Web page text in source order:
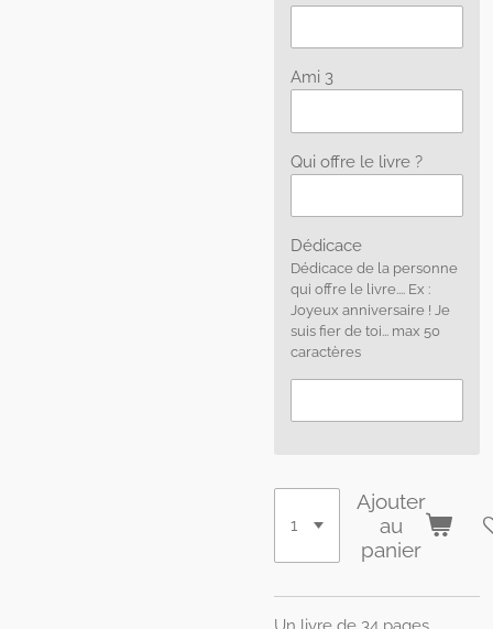
Ami 3
Qui offre le livre ?
Dédicace
Dédicace de la personne
qui offre le livre.... Ex :
Joyeux anniversaire ! Je
suis fier de toi... max 50
caractères
Ajouter
au
panier